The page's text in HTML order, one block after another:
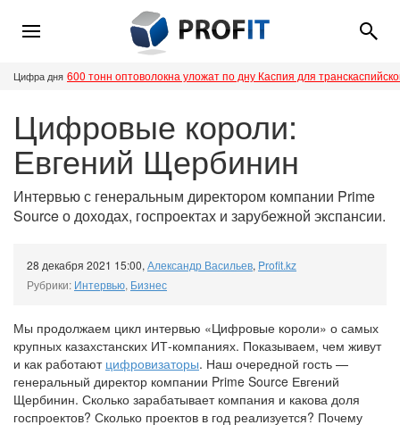
Цифра дня 600 тонн оптоволокна уложат по дну Каспия для
Цифровые короли:
Евгений Щербинин
Интервью с генеральным директором компании Prime
Source о доходах, госпроектах и зарубежной экспансии.
28 декабря 2021 15:00, Александр Васильев, Profit.kz
Рубрики: Интервью, Бизнес
Мы продолжаем цикл интервью «Цифровые короли» о самых
крупных казахстанских ИТ-компаниях. Показываем, чем живут
и как работают цифровизаторы. Наш очередной гость —
генеральный директор компании Prime Source Евгений
Щербинин. Сколько зарабатывает компания и какова доля
госпроектов? Сколько проектов в год реализуется? Почему